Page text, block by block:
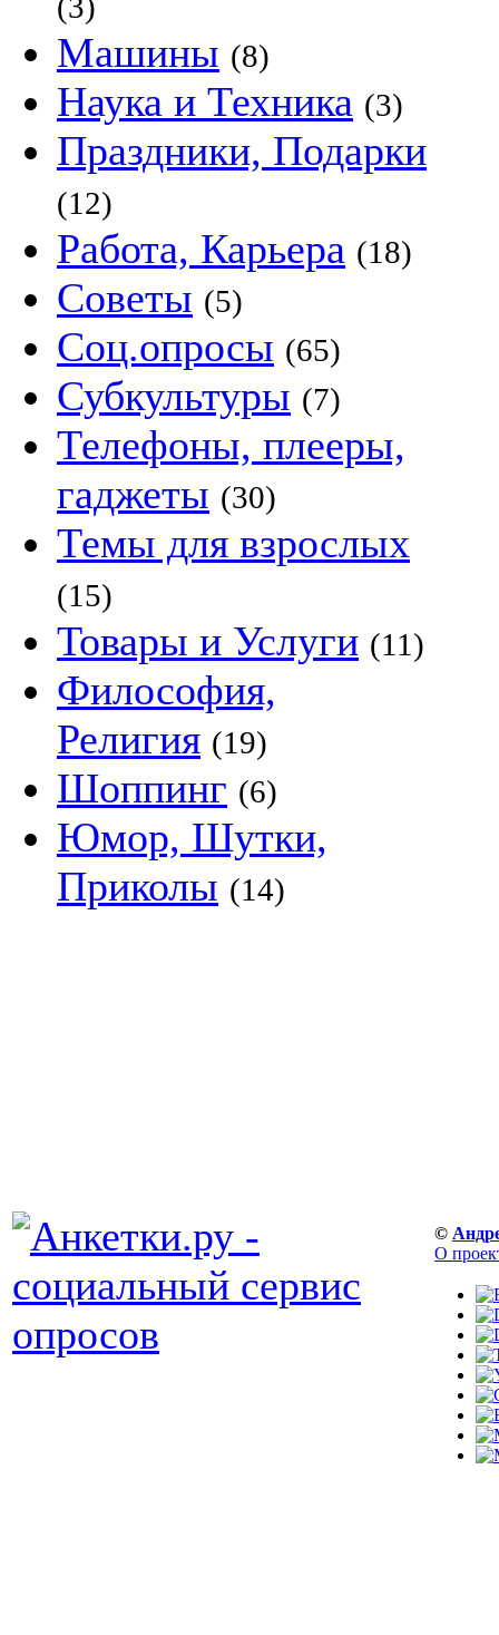
Машины (8)
Наука и Техника (3)
Праздники, Подарки
(12)
Работа, Карьера (18)
Советы (5)
Соц.опросы (65)
Субкультуры (7)
Телефоны, плееры,
гаджеты (30)
Темы для взрослых
(15)
Товары и Услуги (11)
Философия,
Религия (19)
Шоппинг (6)
Юмор, Шутки,
Приколы (14)
©
О